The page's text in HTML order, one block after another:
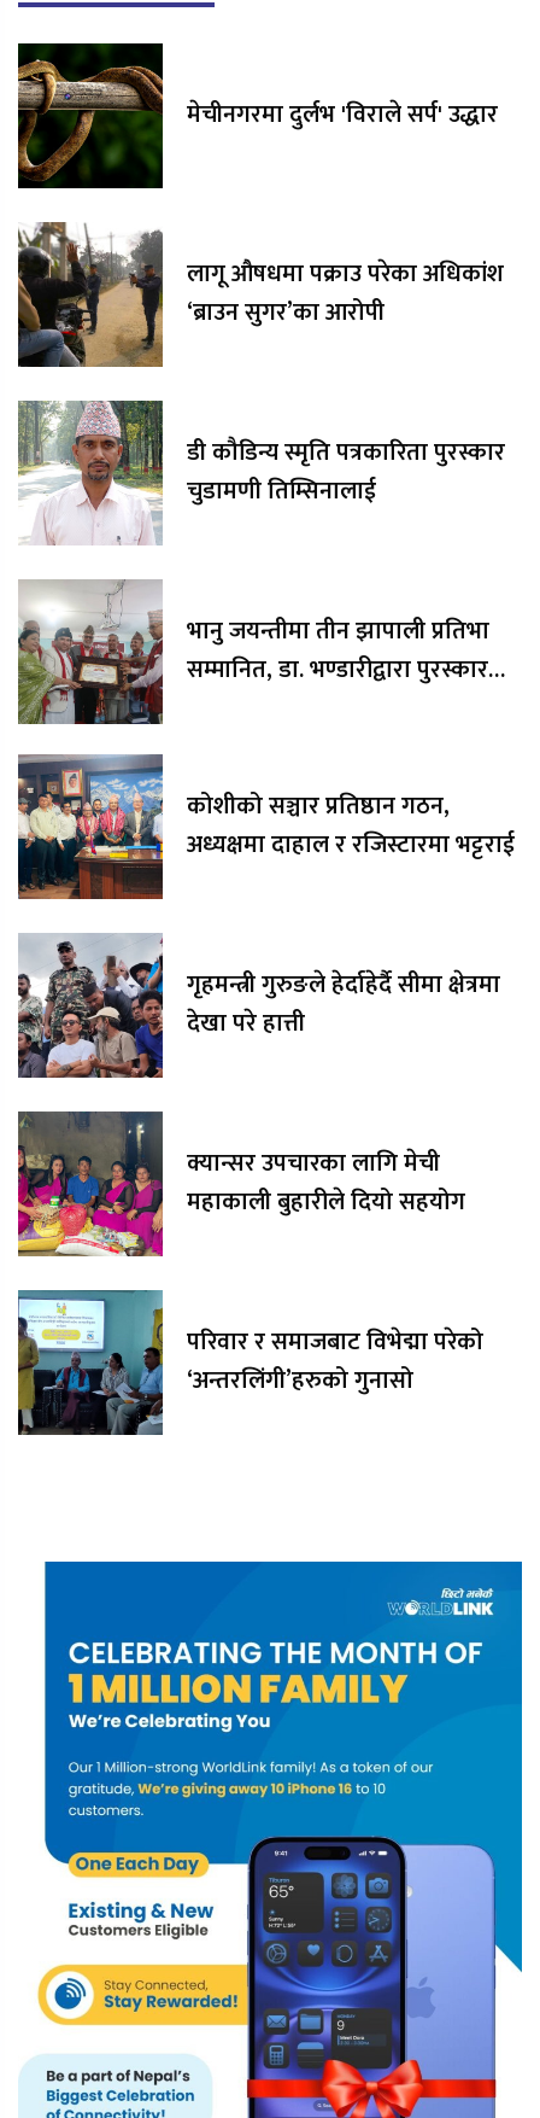
मेचीनगरमा दुर्लभ 'विराले सर्प' उद्धार
लागू औषधमा पक्राउ परेका अधिकांश
‘ब्राउन सुगर’का आरोपी
डी कौडिन्य स्मृति पत्रकारिता पुरस्कार
चुडामणी तिम्सिनालाई
भानु जयन्तीमा तीन झापाली प्रतिभा
सम्मानित, डा. भण्डारीद्वारा पुरस्कार
कोशीको सञ्चार प्रतिष्ठान गठन,
अध्यक्षमा दाहाल र रजिस्टारमा भट्टराई
गृहमन्त्री गुरुङले हेर्दाहेर्दै सीमा क्षेत्रमा
देखा परे हात्ती
क्यान्सर उपचारका लागि मेची
महाकाली बुहारीले दियो सहयोग
परिवार र समाजबाट विभेद्मा परेको
‘अन्तरलिंगी’हरुको गुनासो